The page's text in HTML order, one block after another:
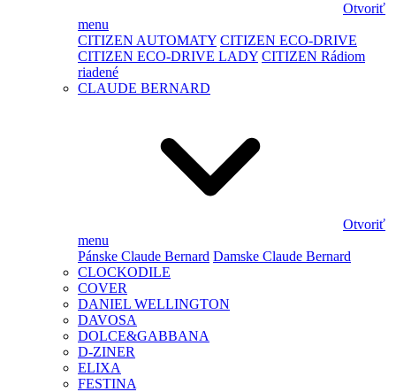
Otvoriť
menu
CITIZEN AUTOMATY CITIZEN ECO-DRIVE
CITIZEN ECO-DRIVE LADY CITIZEN Rádiom
riadené
CLAUDE BERNARD
Otvoriť
menu
Pánske Claude Bernard Damske Claude Bernard
CLOCKODILE
COVER
DANIEL WELLINGTON
DAVOSA
DOLCE&GABBANA
D-ZINER
ELIXA
FESTINA